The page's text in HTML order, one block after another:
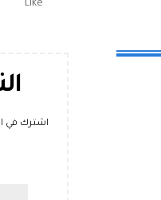
Like
اشترك في